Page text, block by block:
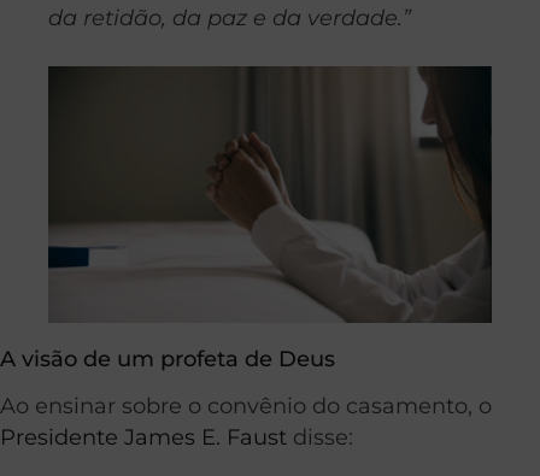
da retidão, da paz e da verdade.”
A visão de um profeta de Deus
Ao ensinar sobre o convênio do casamento, o
Presidente James E. Faust disse: